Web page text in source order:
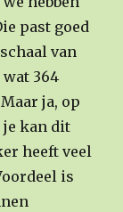
past goed
van
364
ja, op
je kan dit
heeft veel
is